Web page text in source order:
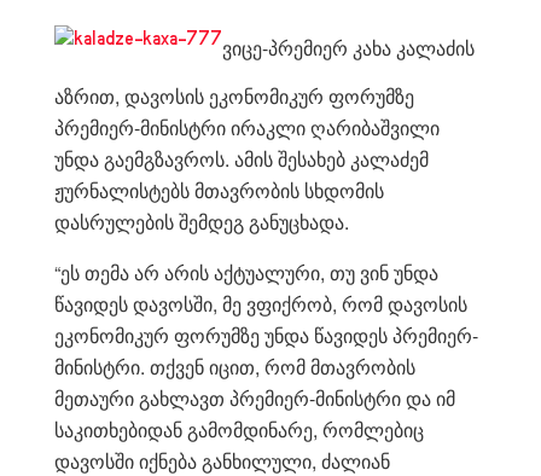
ვიცე-პრემიერ კახა კალაძის
აზრით, დავოსის ეკონომიკურ ფორუმზე
პრემიერ-მინისტრი ირაკლი ღარიბაშვილი
უნდა გაემგზავროს. ამის შესახებ კალაძემ
ჟურნალისტებს მთავრობის სხდომის
დასრულების შემდეგ განუცხადა.
“ეს თემა არ არის აქტუალური, თუ ვინ უნდა
წავიდეს დავოსში, მე ვფიქრობ, რომ დავოსის
ეკონომიკურ ფორუმზე უნდა წავიდეს პრემიერ-
მინისტრი. თქვენ იცით, რომ მთავრობის
მეთაური გახლავთ პრემიერ-მინისტრი და იმ
საკითხებიდან გამომდინარე, რომლებიც
დავოსში იქნება განხილული, ძალიან